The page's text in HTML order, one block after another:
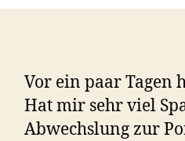
Vor ein paar Tagen
Hat mir sehr viel
Abwechslung zur